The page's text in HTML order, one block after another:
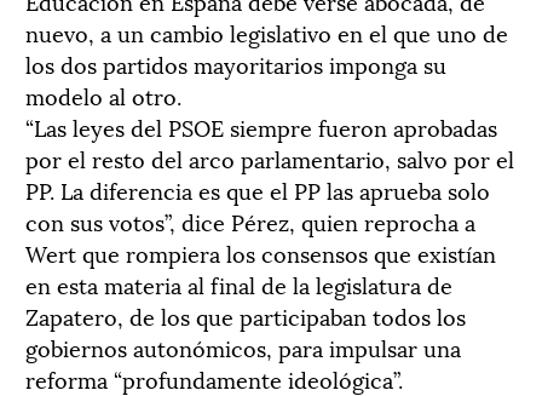
nuevo, a un cambio legislativo en el que uno de
los dos partidos mayoritarios imponga su
modelo al otro.
“Las leyes del PSOE siempre fueron aprobadas
por el resto del arco parlamentario, salvo por el
PP. La diferencia es que el PP las aprueba solo
con sus votos”, dice Pérez, quien reprocha a
Wert que rompiera los consensos que existían
en esta materia al final de la legislatura de
Zapatero, de los que participaban todos los
gobiernos autonómicos, para impulsar una
reforma “profundamente ideológica”.